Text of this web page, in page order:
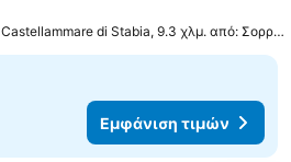
Castellammare di Stabia, 9.3 χλμ. από:
Εμφάνιση τιμών